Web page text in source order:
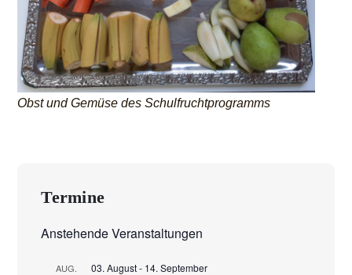
Obst und Gemüse des Schulfruchtprogramms
Termine
Anstehende Veranstaltungen
AUG. 03. August- 14. September